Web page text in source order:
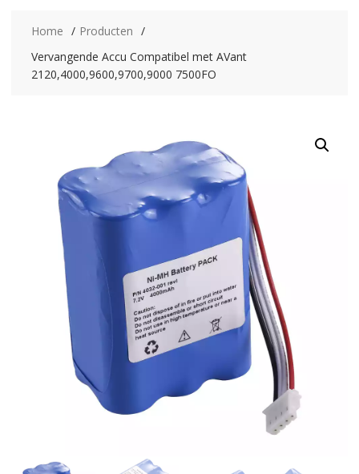
Home
Producten
Vervangende Accu Compatibel met AVant
2120,4000,9600,9700,9000 7500FO